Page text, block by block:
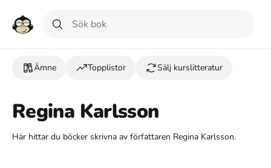
Ämne Topplistor Sälj kurslitteratur
Regina Karlsson
Här hittar du böcker skrivna av författaren Regina Karlsson.